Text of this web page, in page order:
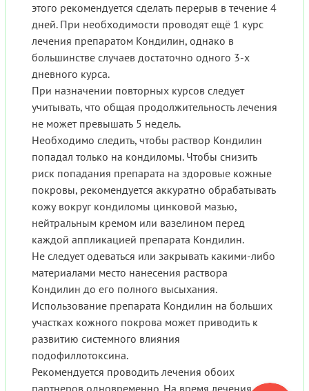
этого рекомендуется сделать перерыв в течение 4
дней. При необходимости проводят ещё 1 курс
лечения препаратом Кондилин, однако в
большинстве случаев достаточно одного 3-х
дневного курса.
При назначении повторных курсов следует
учитывать, что общая продолжительность лечения
не может превышать 5 недель.
Необходимо следить, чтобы раствор Кондилин
попадал только на кондиломы. Чтобы снизить
риск попадания препарата на здоровые кожные
покровы, рекомендуется аккуратно обрабатывать
кожу вокруг кондиломы цинковой мазью,
нейтральным кремом или вазелином перед
каждой аппликацией препарата Кондилин.
Не следует одеваться или закрывать какими-либо
материалами место нанесения раствора
Кондилин до его полного высыхания.
Использование препарата Кондилин на больших
участках кожного покрова может приводить к
развитию системного влияния
подофиллотоксина.
Рекомендуется проводить лечения обоих